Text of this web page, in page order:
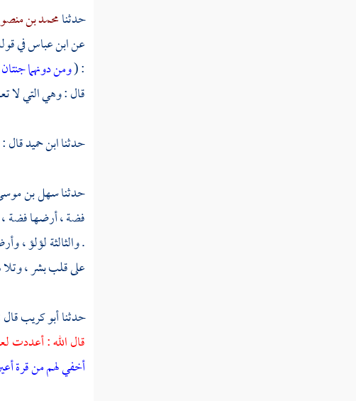
حدثنامحمد بن
عنابن عباسفي
: (ومن دونهما جنتان
قال : وهي التي لا
حدثناابن حميدقال :
حدثناسهل بن
فضة ، أرضها فضة ،
. والثالثة لؤلؤ ،
على قلب بشر ،
حدثناأبو كريب
قال الله : أعددت
أخفي لهم من قرة